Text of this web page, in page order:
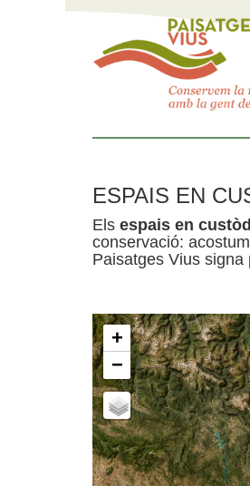
ESPAIS EN
Els espais en
conservació:
Paisatges Vius
+
−